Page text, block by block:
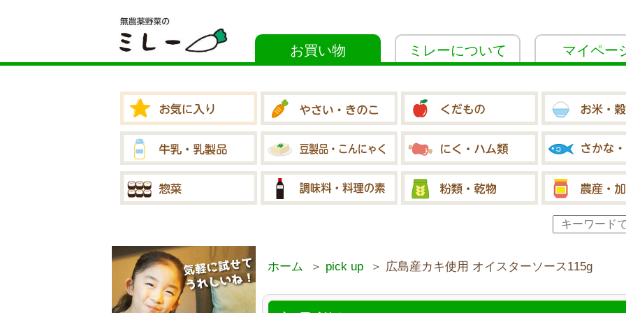
お買い物 ミレーについて マイペー
ホーム ＞ pick up ＞ 広島産カキ使用 オイスターソース115g